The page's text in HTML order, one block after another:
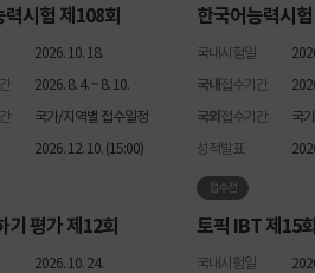
시험 제108회
2026. 10. 18.
2026. 8. 4. ~ 8. 10.
국가/지역별 접수일정
2026. 12. 10. (15:00)
한국어능력시
국내시험일
국내 접수기간
국외 접수기간
국
성적발표
기 평가 제12회
2026. 10. 24.
접수전
토픽 IBT 제15
국내시험일